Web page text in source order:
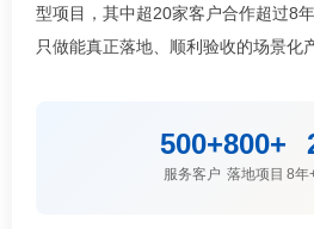
型项目，其中超20家客户合作超过8
只做能真正落地、顺利验收的场景化
500+
服务客户
800+
落地项目 8年